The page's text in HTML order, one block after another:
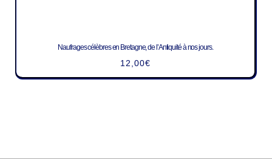
Naufrages célèbres en Bretagne, de l’Antiquité à nos jours.
12,00€